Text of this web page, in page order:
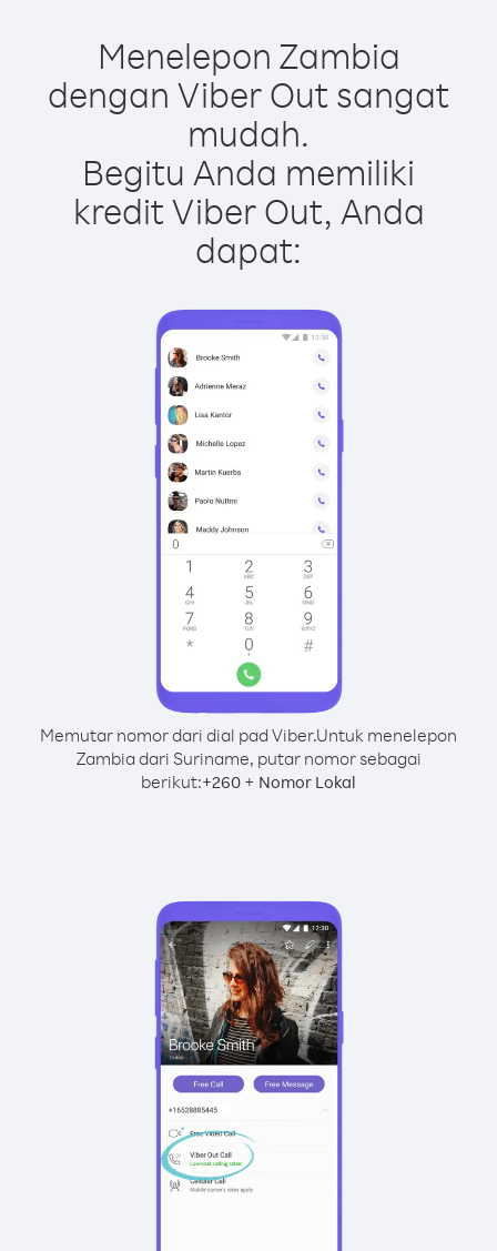
Menelepon Zambia
dengan Viber Out sangat
mudah.
Begitu Anda memiliki
kredit Viber Out, Anda
dapat:
Memutar nomor dari dial pad Viber.Untuk menelepon
Zambia dari Suriname, putar nomor sebagai
berikut:+260 + Nomor Lokal